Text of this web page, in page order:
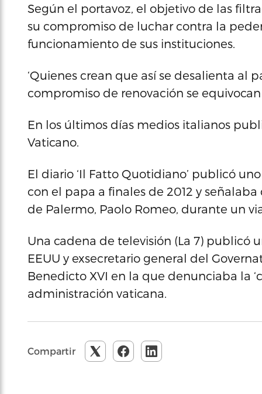
Según el portavoz, el objetivo de las
su compromiso de luchar contra la
funcionamiento de sus instituciones.
‘Quienes crean que así se desalienta al
compromiso de renovación se
En los últimos días medios italianos
Vaticano.
El diario ‘Il Fatto Quotidiano’ publicó
con el papa a finales de 2012 y
de Palermo, Paolo Romeo, durante un
Una cadena de televisión (La 7) publicó
EEUU y exsecretario general del
Benedicto XVI en la que denunciaba la
administración vaticana.
Compartir